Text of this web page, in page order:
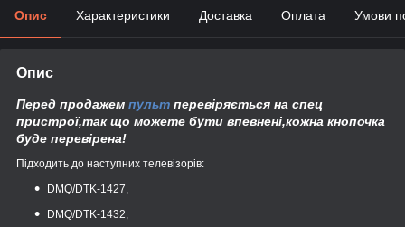
Опис Характеристики Доставка Оплата Умови
Опис
Перед продажем пульт перевіряється на спец
пристрої,так що можете бути впевнені,кожна кнопочка
буде перевірена!
Підходить до наступних телевізорів:
DMQ/DTK-1427,
DMQ/DTK-1432,